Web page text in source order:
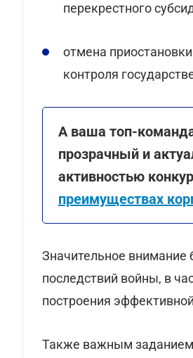
перекрестного
отмена
контроля
А ваша топ-
прозрачный и
активностью
преимуществах
Значительное внимание
последствий войны, в
построения
Также важным заданием